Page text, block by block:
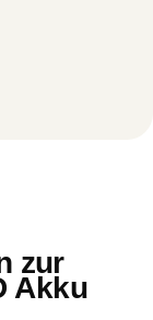
zur
Akku